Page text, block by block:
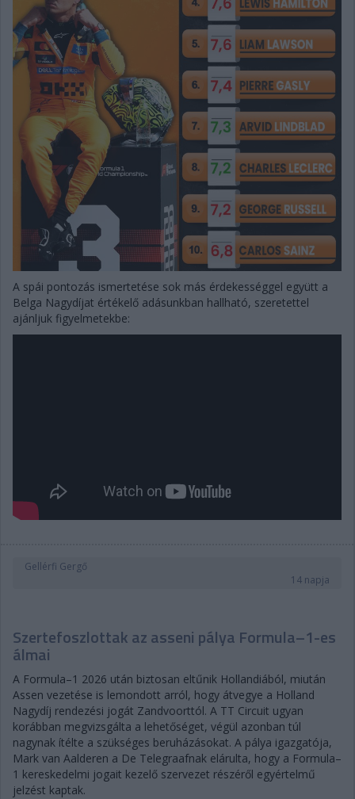
A spái pontozás ismertetése sok más érdekességgel együtt a
Belga Nagydíjat értékelő adásunkban hallható, szeretettel
ajánljuk figyelmetekbe:
Gellérfi Gergő
14 napja
Szertefoszlottak az asseni pálya Formula–1-es
álmai
A Formula–1 2026 után biztosan eltűnik Hollandiából, miután
Assen vezetése is lemondott arról, hogy átvegye a Holland
Nagydíj rendezési jogát Zandvoorttól. A TT Circuit ugyan
korábban megvizsgálta a lehetőséget, végül azonban túl
nagynak ítélte a szükséges beruházásokat. A pálya igazgatója,
Mark van Aalderen a De Telegraafnak elárulta, hogy a Formula–
1 kereskedelmi jogait kezelő szervezet részéről egyértelmű
jelzést kaptak.